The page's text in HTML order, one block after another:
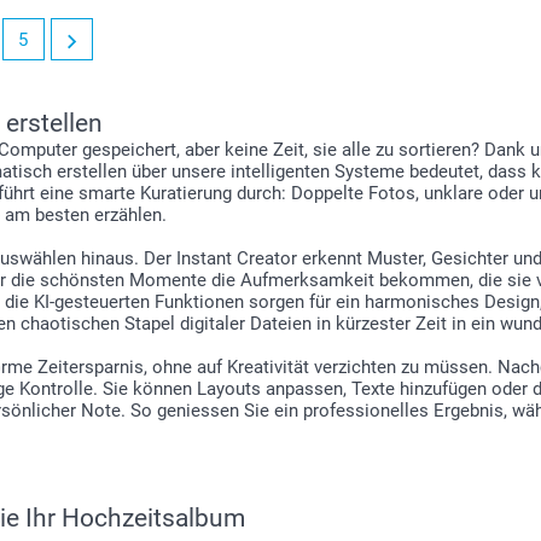
Projekte“
5
gespeichert, aber keine Zeit, sie alle zu sortieren?
erstellen über unsere intelligenten Systeme bedeutet,
eine smarte Kuratierung durch: Doppelte Fotos, unklare oder
besten erzählen.
hinaus. Der Instant Creator erkennt Muster, Gesichter
schönsten Momente die Aufmerksamkeit bekommen, die
KI-gesteuerten Funktionen sorgen für ein harmonisches
chaotischen Stapel digitaler Dateien in kürzester Zeit in ein
Zeitersparnis, ohne auf Kreativität verzichten zu müssen.
Kontrolle. Sie können Layouts anpassen, Texte hinzufügen
Note. So geniessen Sie ein professionelles Ergebnis,
Ihr Hochzeitsalbum